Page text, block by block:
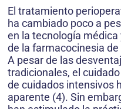
El tratamiento
ha cambiado poco a
en la tecnología
de la farmacocinesia
A pesar de las
tradicionales, el
de cuidados intensivos
aparente (4). Sin